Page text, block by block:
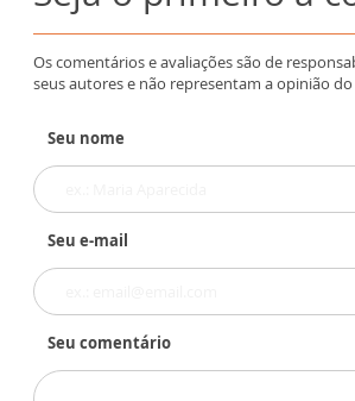
Os comentários e avaliações são de
seus autores e não representam a opinião
Seu nome
Seu e-mail
Seu comentário